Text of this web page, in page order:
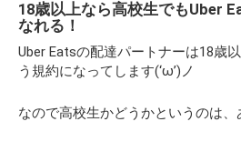
18歳以上なら高校生でもUber
なれる！
Uber Eatsの配達パートナーは18歳
う規約になってします(‘ω’)ノ
なので高校生かどうかというのは、